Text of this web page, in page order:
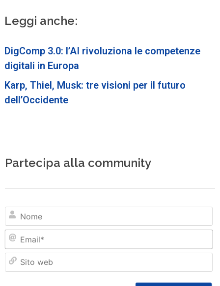
Leggi anche:
DigComp 3.0: l’AI rivoluziona le competenze
digitali in Europa
Karp, Thiel, Musk: tre visioni per il futuro
dell’Occidente
Partecipa alla community